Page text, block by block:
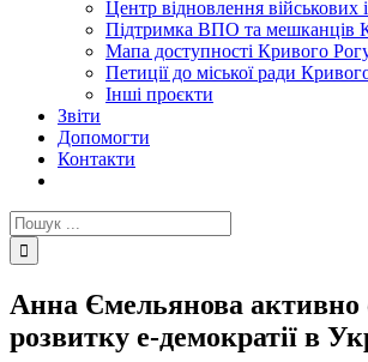
Центр відновлення військових
Підтримка ВПО та мешканців
Мапа доступності Кривого
Петиції до міської ради
Інші проєкти
Звіти
Допомогти
Контакти
Пошук
...
Анна Ємельянова активно
розвитку е-демократії в